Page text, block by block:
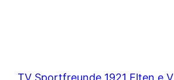
TV Sportfreunde 1921 Elten e.V.